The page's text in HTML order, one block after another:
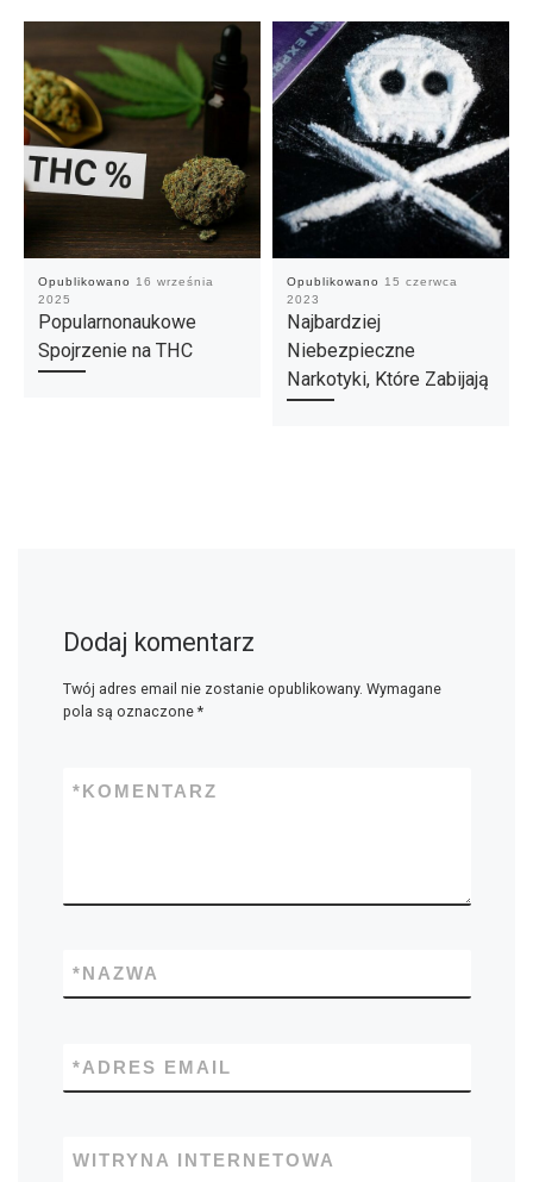
Opublikowano
16 września
2025
Popularnonaukowe
Spojrzenie na THC
Opublikowano
15 czerwca
2023
Najbardziej
Niebezpieczne
Narkotyki, Które Zabijają
Dodaj komentarz
Twój adres email nie zostanie opublikowany. Wymagane
pola są oznaczone *
KOMENTARZ
*
NAZWA
*
ADRES EMAIL
*
WITRYNA INTERNETOWA